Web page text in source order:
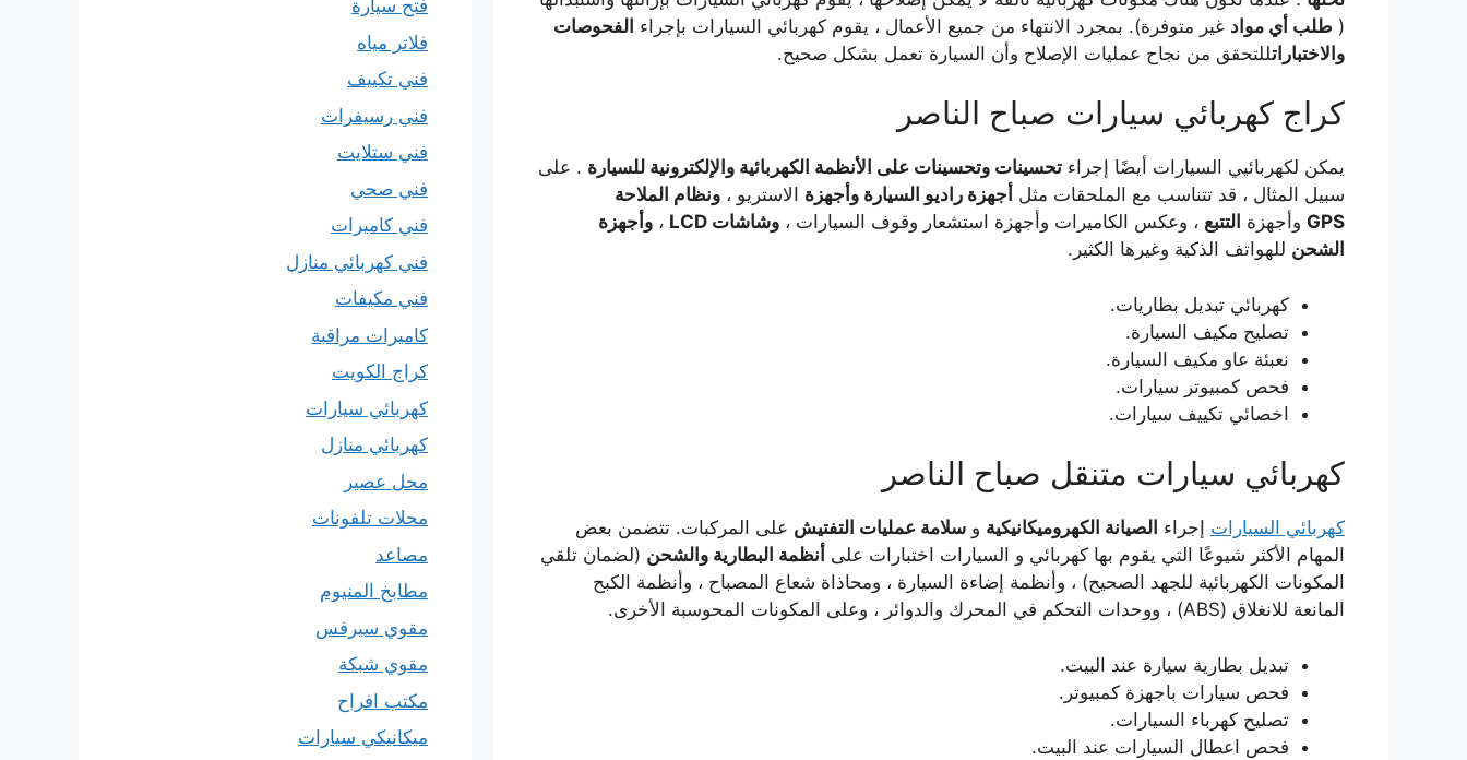
( طلب أي مواد غير متوفرة). بمجرد الانتهاء من جميع الأعمال ، يقوم كهربائي السيارات بإجراء الفحوصات
والاختباراتللتحقق من نجاح عمليات الإصلاح وأن السيارة تعمل بشكل صحيح.
كراج كهربائي سيارات صباح الناصر
يمكن لكهربائيي السيارات أيضًا إجراء تحسينات وتحسينات على الأنظمة الكهربائية والإلكترونية للسيارة . على
سبيل المثال ، قد تتناسب مع الملحقات مثل أجهزة راديو السيارة وأجهزة الاستريو ، ونظام الملاحة
GPS وأجهزة التتبع ، وعكس الكاميرات وأجهزة استشعار وقوف السيارات ، وشاشات LCD ، وأجهزة
الشحن للهواتف الذكية وغيرها الكثير.
كهربائي تبديل بطاريات.
تصليح مكيف السيارة.
نعبئة عاو مكيف السيارة.
فحص كمبيوتر سيارات.
اخصائي تكييف سيارات.
كهربائي سيارات متنقل صباح الناصر
كهربائي السيارات إجراء الصيانة الكهروميكانيكية و سلامة عمليات التفتيش على المركبات. تتضمن بعض
المهام الأكثر شيوعًا التي يقوم بها كهربائي و السيارات اختبارات على أنظمة البطارية والشحن (لضمان تلقي
المكونات الكهربائية للجهد الصحيح) ، وأنظمة إضاءة السيارة ، ومحاذاة شعاع المصباح ، وأنظمة الكبح
المانعة للانغلاق (ABS) ، ووحدات التحكم في المحرك والدوائر ، وعلى المكونات المحوسبة الأخرى.
تبديل بطارية سيارة عند البيت.
فحص سيارات باجهزة كمبيوتر.
تصليح كهرباء السيارات.
فحص اعطال السيارات عند البيت.
فتح سيارة
فلاتر مياه
فني تكييف
فني رسيفرات
فني ستلايت
فني صحي
فني كاميرات
فني كهربائي منازل
فني مكيفات
كاميرات مراقبة
كراج الكويت
كهربائي سيارات
كهربائي منازل
محل عصير
محلات تلفونات
مصاعد
مطابخ المنيوم
مقوي سيرفس
مقوي شبكة
مكتب افراح
ميكانيكي سيارات